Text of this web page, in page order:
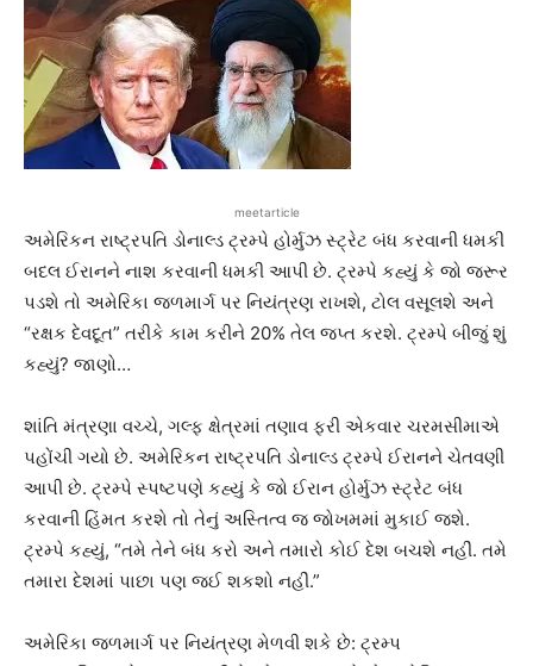
meetarticle
અમેરિકન રાષ્ટ્રપતિ ડોનાલ્ડ ટ્રમ્પે હોર્મુઝ સ્ટ્રેટ બંધ કરવાની ધમકી
બદલ ઈરાનને નાશ કરવાની ધમકી આપી છે. ટ્રમ્પે કહ્યું કે જો જરૂર
પડશે તો અમેરિકા જળમાર્ગ પર નિયંત્રણ રાખશે, ટોલ વસૂલશે અને
“રક્ષક દેવદૂત” તરીકે કામ કરીને 20% તેલ જપ્ત કરશે. ટ્રમ્પે બીજું શું
કહ્યું? જાણો…
શાંતિ મંત્રણા વચ્ચે, ગલ્ફ ક્ષેત્રમાં તણાવ ફરી એકવાર ચરમસીમાએ
પહોંચી ગયો છે. અમેરિકન રાષ્ટ્રપતિ ડોનાલ્ડ ટ્રમ્પે ઈરાનને ચેતવણી
આપી છે. ટ્રમ્પે સ્પષ્ટપણે કહ્યું કે જો ઈરાન હોર્મુઝ સ્ટ્રેટ બંધ
કરવાની હિંમત કરશે તો તેનું અસ્તિત્વ જ જોખમમાં મુકાઈ જશે.
ટ્રમ્પે કહ્યું, “તમે તેને બંધ કરો અને તમારો કોઈ દેશ બચશે નહીં. તમે
તમારા દેશમાં પાછા પણ જઈ શકશો નહીં.”
અમેરિકા જળમાર્ગ પર નિયંત્રણ મેળવી શકે છે: ટ્રમ્પ